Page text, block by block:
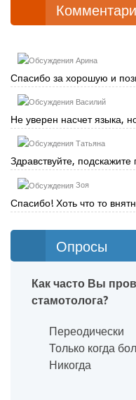
Арина
Спасибо за хорошую и
Василий
Не уверен насчет языка,
Татьяна
Здравствуйте,
Зоя
Спасибо! Хоть что то
Опросы
Как часто Вы
стамотолога?
Переодически
Только когда
Никогда